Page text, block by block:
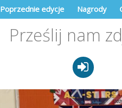
Poprzednie edycje Nagrody
Prześlij nam